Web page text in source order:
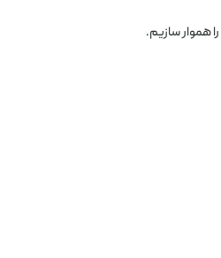
را هموار سازیم.